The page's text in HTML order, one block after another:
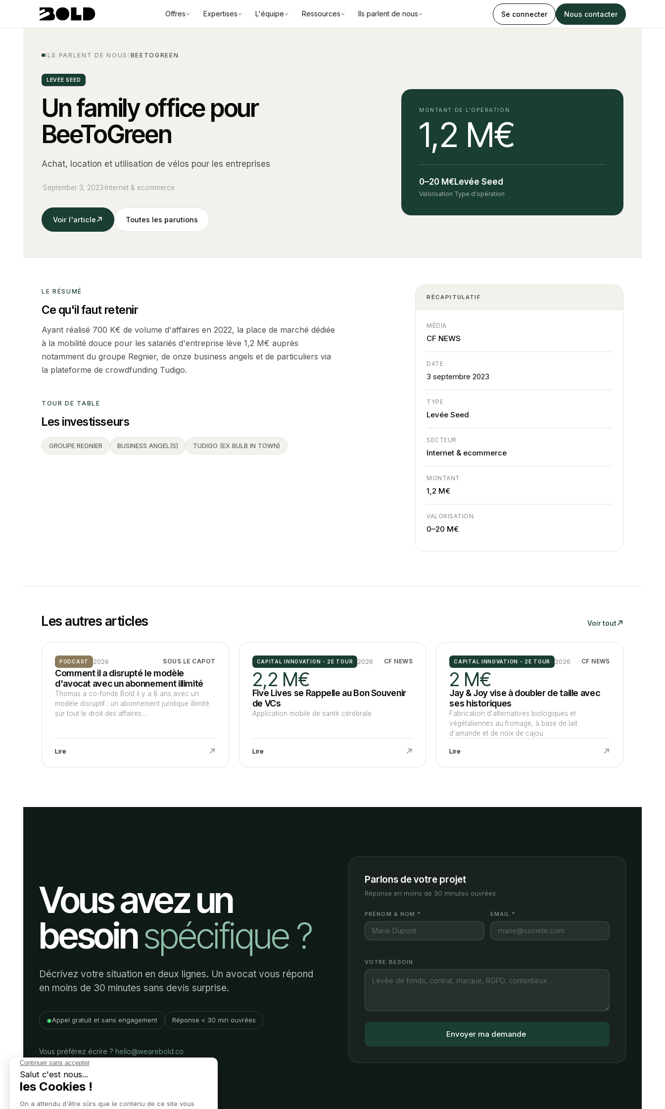
Offres Expertises L'équipe Ressources Ils parlent de nous Se connecter Nous contacter
ILS PARLENT DE NOUS /BEETOGREEN
LEVÉE SEED
Un family office pour
BeeToGreen
Achat, location et utilisation de vélos pour les entreprises
September 3, 2023 Internet & ecommerce
Voir l'article Toutes les parutions
MONTANT DE L'OPÉRATION
1,2 M€
0–20 M€
Valorisation
Levée Seed
Type d'opération
LE RÉSUMÉ
Ce qu'il faut retenir
Ayant réalisé 700 K€ de volume d'affaires en 2022, la place de marché dédiée
à la mobilité douce pour les salariés d'entreprise lève 1,2 M€ auprès
notamment du groupe Regnier, de onze business angels et de particuliers via
la plateforme de crowdfunding Tudigo.
TOUR DE TABLE
Les investisseurs
GROUPE REGNIER BUSINESS ANGEL(S) TUDIGO (EX BULB IN TOWN)
RÉCAPITULATIF
MÉDIA
CF NEWS
DATE
3 septembre 2023
TYPE
Levée Seed
SECTEUR
Internet & ecommerce
MONTANT
1,2 M€
VALORISATION
0–20 M€
Les autres articles Voir tout
PODCAST 2026 SOUS LE CAPOT
Comment il a disrupté le modèle
d'avocat avec un abonnement illimité
Thomas a co-fondé Bold il y a 8 ans avec un
modèle disruptif : un abonnement juridique illimité
sur tout le droit des affaires....
Lire
CAPITAL INNOVATION - 2E TOUR 2026 CF NEWS
2,2 M€
Five Lives se Rappelle au Bon Souvenir
de VCs
Application mobile de santé cérébrale
Lire
CAPITAL INNOVATION - 2E TOUR 2026 CF NEWS
2 M€
Jay & Joy vise à doubler de taille avec
ses historiques
Fabrication d'alternatives biologiques et
végétaliennes au fromage, à base de lait
d'amande et de noix de cajou
Lire
Vous avez un
besoinspécifique ?
Décrivez votre situation en deux lignes. Un avocat vous répond
en moins de 30 minutes sans devis surprise.
●Appel gratuit et sans engagement Réponse < 30 min ouvrées
Vous préférez écrire ? hello@wearebold.co
Parlons de votre projet
Réponse en moins de 30 minutes ouvrées.
PRÉNOM & NOM * EMAIL *
VOTRE BESOIN